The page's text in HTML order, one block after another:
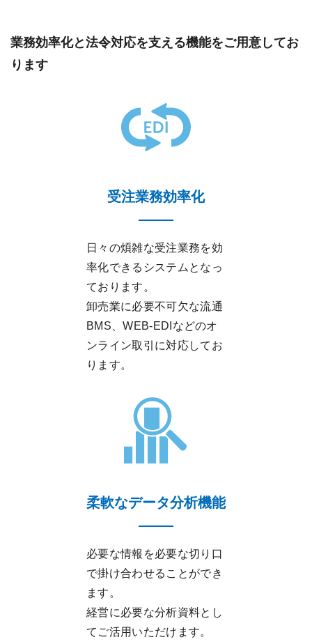
業務効率化と法令対応を支える機能をご用意してお
ります
受注業務効率化
日々の煩雑な受注業務を効
率化できるシステムとなっ
ております。
卸売業に必要不可欠な流通
BMS、WEB-EDIなどのオ
ンライン取引に対応してお
ります。
柔軟なデータ分析機能
必要な情報を必要な切り口
で掛け合わせることができ
ます。
経営に必要な分析資料とし
てご活用いただけます。